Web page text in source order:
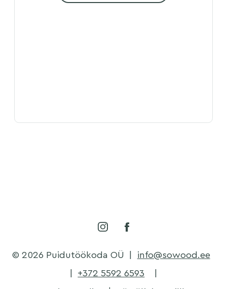
© 2026 Puidutöökoda OÜ
info@sowood.ee
+372 5592 6593